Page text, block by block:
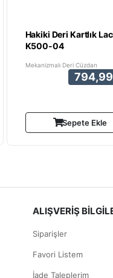
Hakiki Deri Kartlık
K500-04
Mekanizmalı Deri Cüzdan
Sepete Ekle
ALIŞVERİŞ
Siparişler
Favori Listem
İade Taleplerim